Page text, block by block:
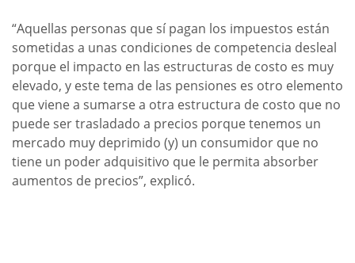
“Aquellas personas que sí pagan los impuestos están
sometidas a unas condiciones de competencia desleal
porque el impacto en las estructuras de costo es muy
elevado, y este tema de las pensiones es otro elemento
que viene a sumarse a otra estructura de costo que no
puede ser trasladado a precios porque tenemos un
mercado muy deprimido (y) un consumidor que no
tiene un poder adquisitivo que le permita absorber
aumentos de precios”, explicó.